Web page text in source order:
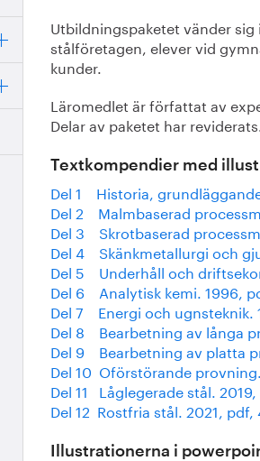
Utbildningspaketet vänder
stålföretagen, elever vid
kunder.
Läromedlet är författat av
Delar av paketet har
Textkompendier med
Del 1 Historia,
Del 2 Malmbaserad
Del 3 Skrotbaserad
Del 4 Skänkmetallurgi och
Del 5 Underhåll och
Del 6 Analytisk kemi. 1996,
Del 7 Energi och ugnsteknik.
Del 8 Bearbetning av långa
Del 9 Bearbetning av platta
Del 10 Oförstörande
Del 11 Låglegerade stål.
Del 12 Rostfria stål. 2021,
Illustrationerna i